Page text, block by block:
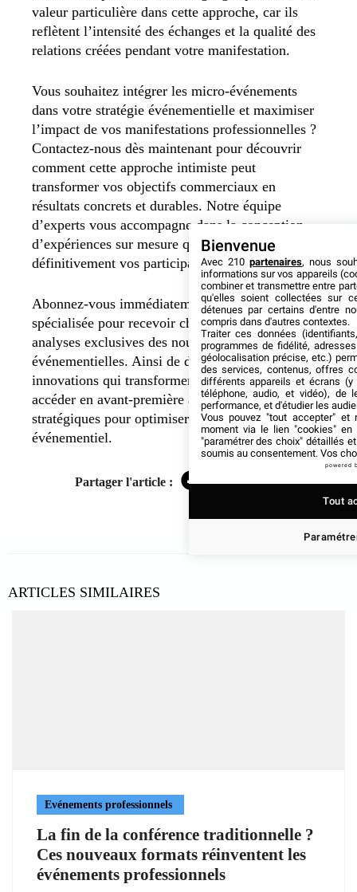
valeur particulière dans cette approche, car ils
reflètent l’intensité des échanges et la qualité des
relations créées pendant votre manifestation.
Vous souhaitez intégrer les micro-événements
dans votre stratégie événementielle et maximiser
l’impact de vos manifestations professionnelles ?
Contactez-nous dès maintenant pour découvrir
comment cette approche intimiste peut
transformer vos objectifs commerciaux en
résultats concrets et durables. Notre équipe
d’experts vous accompagne dans la conception
d’expériences sur mesure qui marqueront
définitivement vos participants.
Abonnez-vous immédiatement à notre newsletter
spécialisée pour recevoir chaque mois nos
analyses exclusives des nouvelles tendances
événementielles. Ainsi de découvrir les
innovations qui transforment notre secteur et
accéder en avant-première à nos conseils
stratégiques pour optimiser votre ROI
événementiel.
Partager l'article : Facebook
TwitterLinkedIn
ARTICLES SIMILAIRES
Evénements professionnels
La fin de la conférence traditionnelle ?
Ces nouveaux formats réinventent les
événements professionnels
Bienvenue
Avec 210 partenaires, nous
informations sur vos appareils
combiner et transmettre entre
qu'elles soient collectées sur
détenues par certains d'entre
compris dans d'autres contextes.
Traiter ces données
programmes de fidélité,
géolocalisation précise, etc.)
des services, contenus, offres
différents appareils et écrans (y
téléphone, audio, et vidéo), de
performance, et d'étudier les
Vous pouvez "tout accepter" et
moment via le lien "cookies" en
"paramétrer des choix" détaillés
soumis au consentement. Vos
powered
Tout